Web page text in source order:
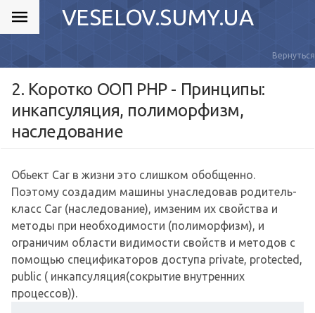
VESELOV.SUMY.UA
Вернуться
2. Коротко ООП PHP - Принципы:
инкапсуляция, полиморфизм,
наследование
Обьект Car в жизни это слишком обобщенно.
Поэтому создадим машины унаследовав родитель-
класс Car (наследование), имзеним их свойства и
методы при необходимости (полиморфизм), и
ограничим области видимости свойств и методов с
помощью спецификаторов доступа private, protected,
public ( инкапсуляция(сокрытие внутренних
процессов)).